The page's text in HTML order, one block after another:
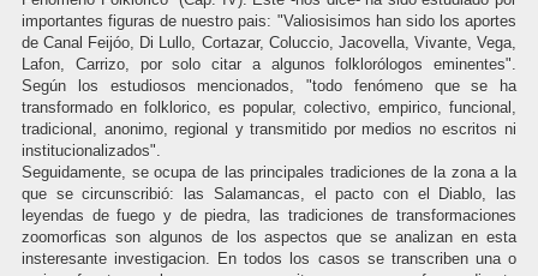
importantes figuras de nuestro pais: "Valiosisimos han sido los aportes
de Canal Feijóo, Di Lullo, Cortazar, Coluccio, Jacovella, Vivante, Vega,
Lafon, Carrizo, por solo citar a algunos folklorólogos eminentes".
Según los estudiosos mencionados, "todo fenómeno que se ha
transformado en folklorico, es popular, colectivo, empirico, funcional,
tradicional, anonimo, regional y transmitido por medios no escritos ni
institucionalizados".
Seguidamente, se ocupa de las principales tradiciones de la zona a la
que se circunscribió: las Salamancas, el pacto con el Diablo, las
leyendas de fuego y de piedra, las tradiciones de transformaciones
zoomorficas son algunos de los aspectos que se analizan en esta
insteresante investigacion. En todos los casos se transcriben una o